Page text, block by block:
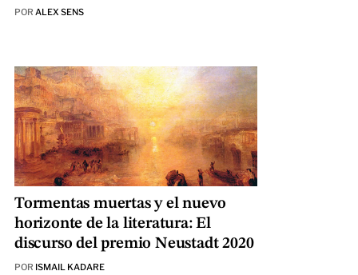
POR ALEX SENS
Tormentas muertas y el nuevo
horizonte de la literatura: El
discurso del premio Neustadt 2020
POR ISMAIL KADARE